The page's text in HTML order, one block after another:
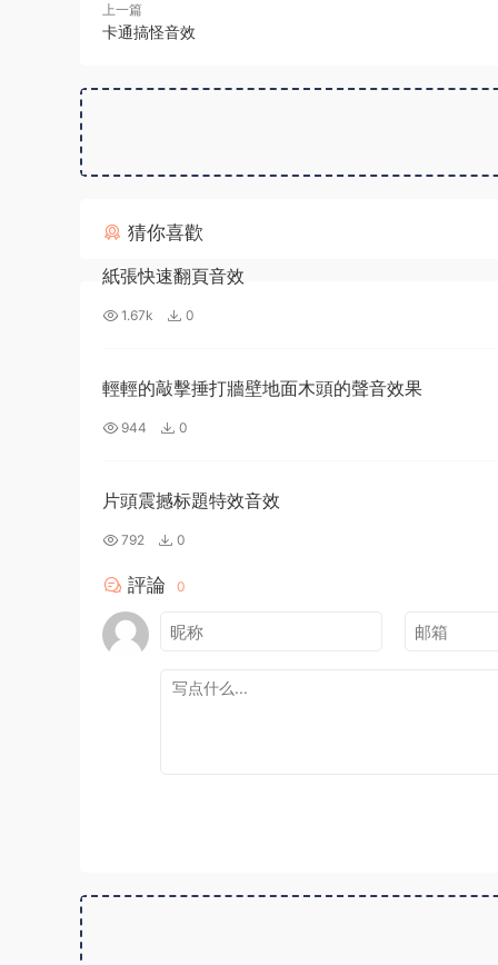
上一篇
卡通搞怪音效
猜你喜歡
紙張快速翻頁音效
1.67k 0
輕輕的敲擊捶打牆壁地面木頭的聲音效果
944 0
片頭震撼标題特效音效
792 0
評論 0